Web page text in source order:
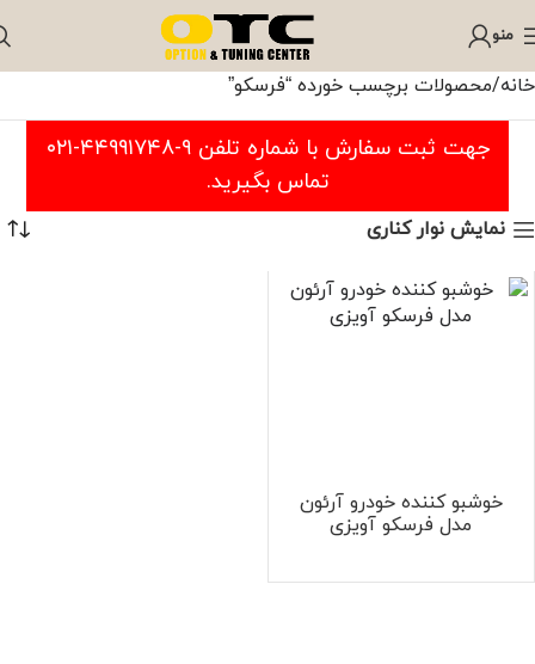
منو
خانه محصولات برچسب خورده “فرسکو”
جهت ثبت سفارش با شماره تلفن ۹-۴۴۹۹۱۷۴۸-۰۲۱
تماس بگیرید.
نمایش نوار کناری
خوشبو کننده خودرو آرئون
مدل فرسکو آویزی